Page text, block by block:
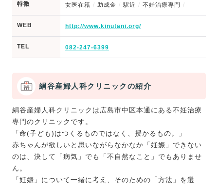
特徴 女医在籍 助成金 駅近 不妊治療専門
WEB http://www.kinutani.org/
TEL 082-247-6399
絹谷産婦人科クリニックの紹介
絹谷産婦人科クリニックは広島市中区本通にある不妊治療
専門のクリニックです。
「命(子ども)はつくるものではなく、授かるもの。」
赤ちゃんが欲しいと思いながらなかなか「妊娠」できない
のは、決して「病気」でも「不自然なこと」でもありませ
ん。
「妊娠」について一緒に考え、そのための「方法」を選